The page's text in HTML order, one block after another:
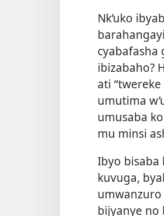
Nk’uko
cyabafasha
ibizabaho?
ati
umutima
umusaba
mu minsi
Ibyo bisaba
kuvuga,
bijyanye no